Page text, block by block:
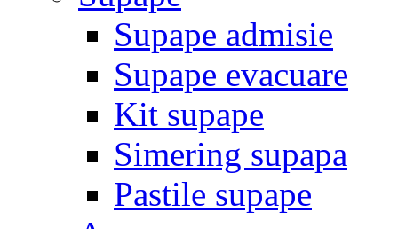
Supape admisie
Supape evacuare
Kit supape
Simering supapa
Pastile supape